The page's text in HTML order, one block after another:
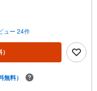
～20:00 ■即日案内可能！
のお問合せがスムーズ■定
ージよりLINEでのお問合
掲載物件、弊社ホームペ
検索も充実！ご希望の学校
ソラ住宅販売」で検索！是
可能リフォームやリノベー
ュー 24件
無料）